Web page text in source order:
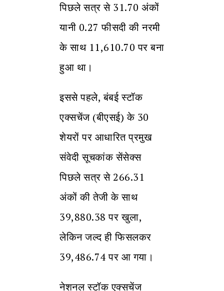
पिछले सत्र से 31.70 अंकों
यानी 0.27 फीसदी की नरमी
के साथ 11,610.70 पर बना
हुआ था।
इससे पहले, बंबई स्टॉक
एक्सचेंज (बीएसई) के 30
शेयरों पर आधारित प्रमुख
संवेदी सूचकांक सेंसेक्स
पिछले सत्र से 266.31
अंकों की तेजी के साथ
39,880.38 पर खुला,
लेकिन जल्द ही फिसलकर
39,486.74 पर आ गया।
नेशनल स्टॉक एक्सचेंज